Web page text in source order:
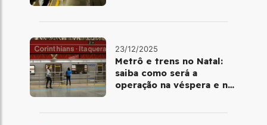
23/12/2025
Metrô e trens no Natal:
saiba como será a
operação na véspera e no